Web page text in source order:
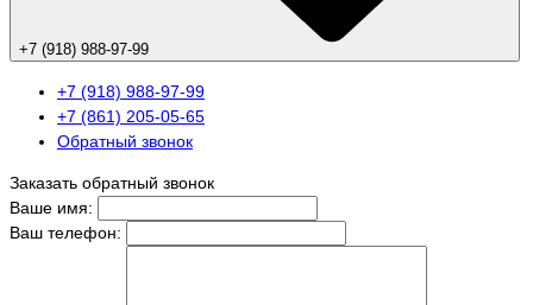
+7 (918) 988-97-99
+7 (918) 988-97-99
+7 (861) 205-05-65
Обратный звонок
Заказать обратный звонок
Ваше имя:
Ваш телефон: